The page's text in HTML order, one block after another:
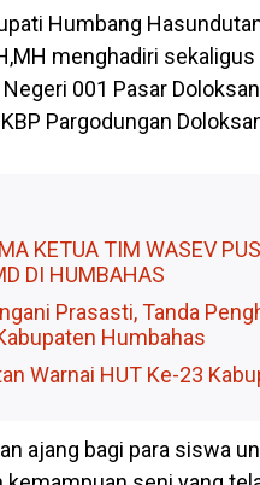
Humbang
menghadiri
001 Pasar
Pargodungan
KETUA TIM WASEV
DI HUMBAHAS
Prasasti, Tanda
Humbahas
Warnai HUT Ke-23
ajang bagi para siswa